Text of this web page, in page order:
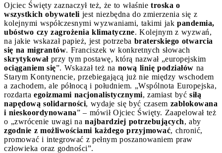
Ojciec Święty zaznaczył też, że to właśnie troska o
wszystkich obywateli jest niezbędna do zmierzenia się z
kolejnymi współczesnymi wyzwaniami, takimi jak pandemia,
ubóstwo czy zagrożenia klimatyczne. Kolejnym z wyzwań,
na jakie wskazał papież, jest potrzeba braterskiego otwarcia
się na migrantów. Franciszek w konkretnych słowach
skrytykowałprzy tym postawę, którą nazwał „europejskim
ociąganiem się”. Wskazał też na nową linię podziałów na
Starym Kontynencie, przebiegającą już nie między wschodem
a zachodem, ale północą i południem. „Wspólnota Europejska,
rozdarta egoizmami nacjonalistycznymi, zamiast być siłą
napędową solidarności, wydaje się być czasem zablokowana
i nieskoordynowana” – mówił Ojciec Święty. Zaapelował też
o „zwrócenie uwagi na najbardziej potrzebujących, aby
zgodnie z możliwościami każdego przyjmować, chronić,
promować i integrować z pełnym poszanowaniem praw
człowieka oraz godności”.